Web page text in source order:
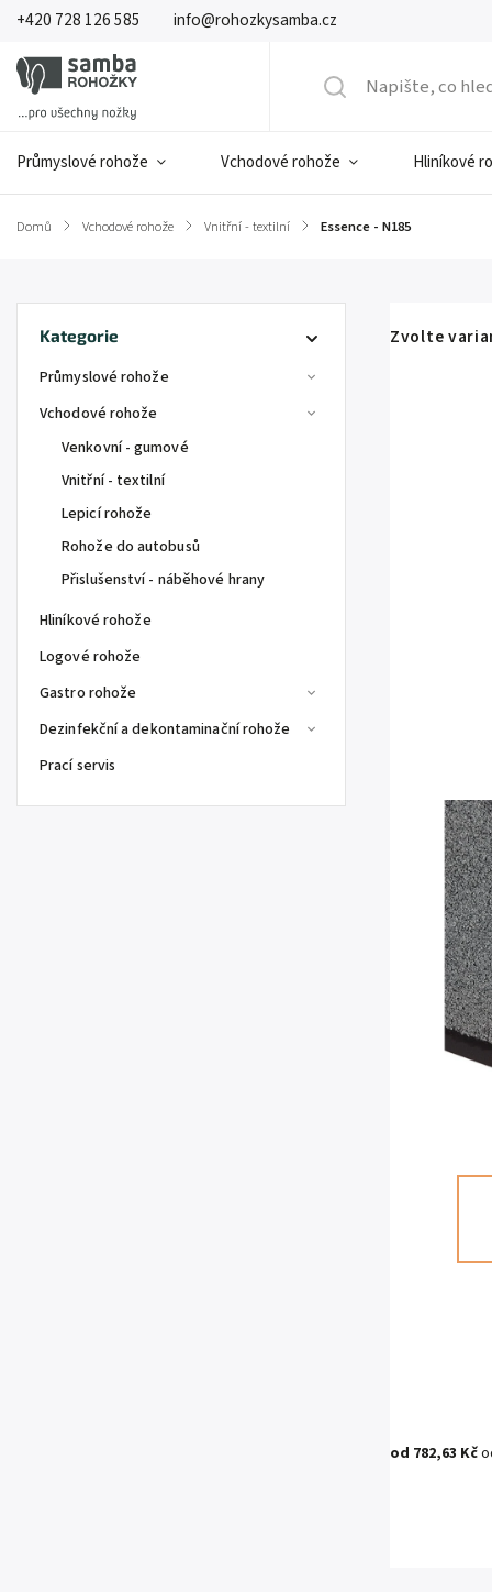
+420 728 126 585 info@rohozkysamba.cz
Průmyslové rohože Vchodové rohože Hliníkové
Domů / Vchodové rohože / Vnitřní - textilní / Essence - N185
Kategorie
Průmyslové rohože
Vchodové rohože
Venkovní - gumové
Vnitřní - textilní
Lepicí rohože
Rohože do autobusů
Přislušenství - náběhové hrany
Hliníkové rohože
Logové rohože
Gastro rohože
Dezinfekční a dekontaminační rohože
Prací servis
od 782,63 Kč
Zvolte